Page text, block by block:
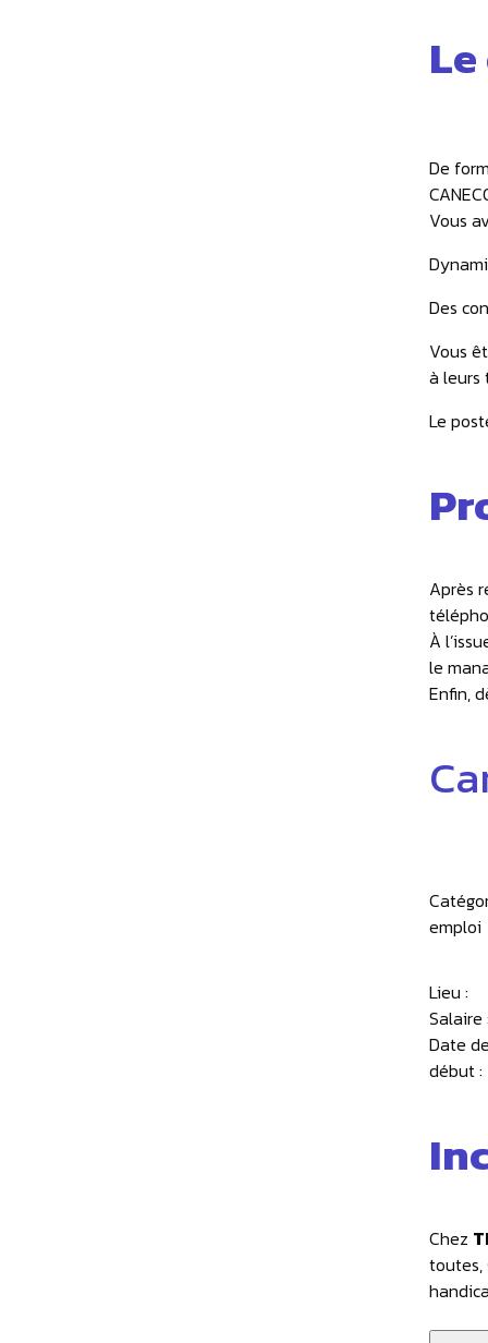
De
Vous
Des
Vous
à leurs
Le
Après
À
le
Enfin,
emploi
Lieu :
Salaire
Date
début :
Chez
toutes,